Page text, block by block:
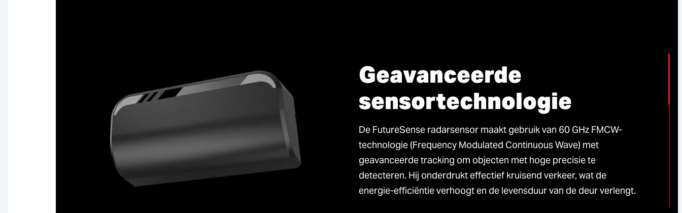
Geavanceerde
sensortechnologie
De FutureSense radarsensor maakt gebruik van 60 GHz FMCW-
technologie (Frequency Modulated Continuous Wave) met
geavanceerde tracking om objecten met hoge precisie te
detecteren. Hij onderdrukt effectief kruisend verkeer, wat de
energie-efficiëntie verhoogt en de levensduur van de deur verlengt.